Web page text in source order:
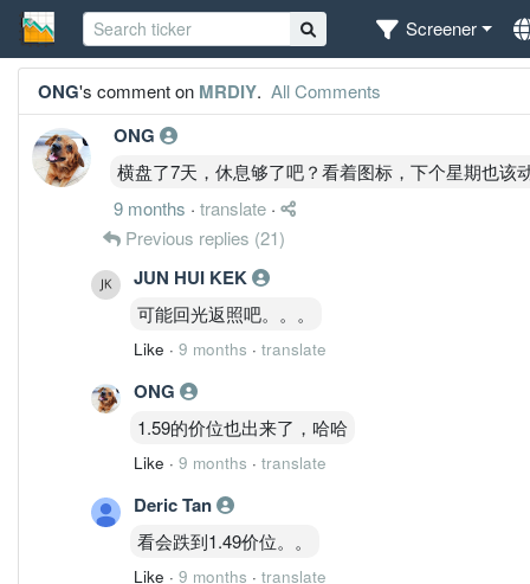
Screener
ONG's comment on MRDIY. All Comments
ONG
横盘了7天，休息够了吧？看着图标，下个星期也该
9 months · translate ·
Previous replies (21)
JUN HUI KEK
可能回光返照吧。。。
Like · 9 months · translate
ONG
1.59的价位也出来了，哈哈
Like · 9 months · translate
Deric Tan
看会跌到1.49价位。。
Like · 9 months · translate